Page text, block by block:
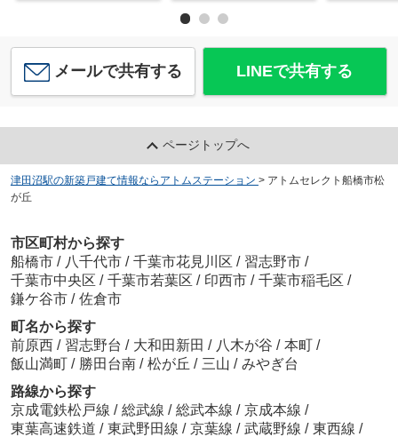
メールで共有する LINEで共有する
ページトップへ
津田沼駅の新築戸建て情報ならアトムステーション > アトムセレクト船橋市松
が丘
市区町村から探す
船橋市 / 八千代市 / 千葉市花見川区 / 習志野市 /
千葉市中央区 / 千葉市若葉区 / 印西市 / 千葉市稲毛区 /
鎌ケ谷市 / 佐倉市
町名から探す
前原西 / 習志野台 / 大和田新田 / 八木が谷 / 本町 /
飯山満町 / 勝田台南 / 松が丘 / 三山 / みやぎ台
路線から探す
京成電鉄松戸線 / 総武線 / 総武本線 / 京成本線 /
東葉高速鉄道 / 東武野田線 / 京葉線 / 武蔵野線 / 東西線 /